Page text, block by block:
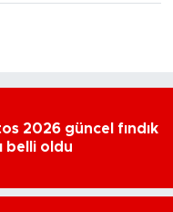
2026 güncel fındık
belli oldu